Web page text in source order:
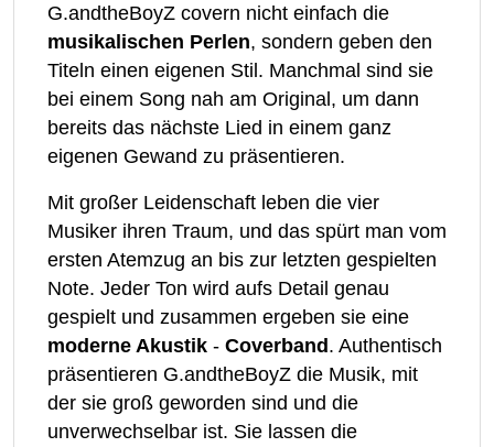
G.andtheBoyZ covern nicht einfach die
musikalischen Perlen, sondern geben den
Titeln einen eigenen Stil. Manchmal sind sie
bei einem Song nah am Original, um dann
bereits das nächste Lied in einem ganz
eigenen Gewand zu präsentieren.
Mit großer Leidenschaft leben die vier
Musiker ihren Traum, und das spürt man vom
ersten Atemzug an bis zur letzten gespielten
Note. Jeder Ton wird aufs Detail genau
gespielt und zusammen ergeben sie eine
moderne Akustik - Coverband. Authentisch
präsentieren G.andtheBoyZ die Musik, mit
der sie groß geworden sind und die
unverwechselbar ist. Sie lassen die